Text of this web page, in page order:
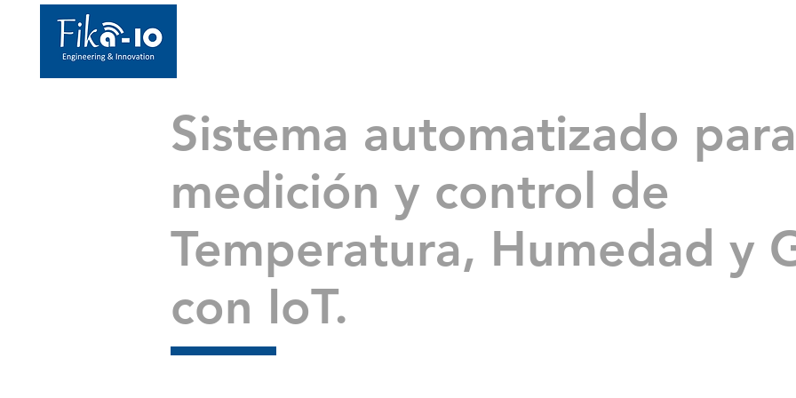
Sistema automatizado para
medición y control de
Temperatura, Humedad y
con IoT.